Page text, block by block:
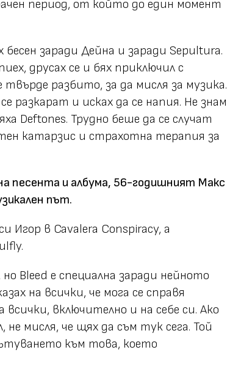
период, от който до един момент
заради Дейна и заради Sepultura.
друсах се и бях приключил с
разбито, за да мисля за музика.
разкарат и исках да се напия. Не знам
Deftones. Трудно беше да се случат
катарзис и страхотна терапия за
песента и албума, 56-годишният Макс
път.
Игор в Cavalera Conspiracy, а
Bleed е специална заради нейното
на всички, че мога се справя
всички, включително и на себе си. Ако
не мисля, че щях да съм тук сега. Той
към това, което